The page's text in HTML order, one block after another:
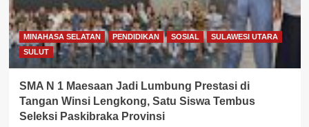
MINAHASA SELATAN PENDIDIKAN SOSIAL
SULAWESI UTARA
SULUT
SMA N 1 Maesaan Jadi Lumbung Prestasi di
Tangan Winsi Lengkong, Satu Siswa Tembus
Seleksi Paskibraka Provinsi